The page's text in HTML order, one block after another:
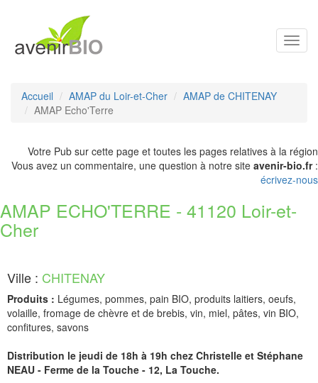
Accueil AMAP du Loir-et-Cher
AMAP de CHITENAY
AMAP Echo'Terre
Votre Pub sur cette page et toutes les pages relatives à la région
Vous avez un commentaire, une question à notre site avenir-bio.fr:
écrivez-nous
AMAP ECHO'TERRE - 41120 Loir-et-
Cher
Ville : CHITENAY
Produits : Légumes, pommes, pain BIO, produits laitiers, oeufs,
volaille, fromage de chèvre et de brebis, vin, miel, pâtes, vin BIO,
confitures, savons
Distribution le jeudi de 18h à 19h chez Christelle et Stéphane
NEAU - Ferme de la Touche - 12, La Touche.